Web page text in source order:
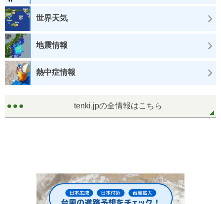
世界天気
地震情報
熱中症情報
tenki.jpの全情報はこちら